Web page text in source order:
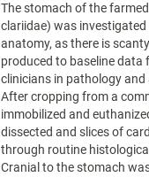
The stomach of the
clariidae) was
anatomy, as there is
produced to baseline data
clinicians in pathology
After cropping from a
immobilized and
dissected and slices of
through routine
Cranial to the stomach